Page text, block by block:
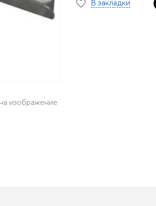
изображение
В закладки